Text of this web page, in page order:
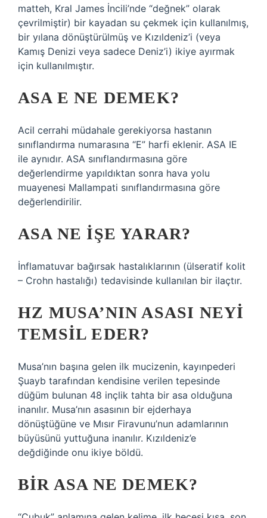
matteh, Kral James İncili’nde “değnek” olarak
çevrilmiştir) bir kayadan su çekmek için kullanılmış,
bir yılana dönüştürülmüş ve Kızıldeniz’i (veya
Kamış Denizi veya sadece Deniz’i) ikiye ayırmak
için kullanılmıştır.
ASA E NE DEMEK?
Acil cerrahi müdahale gerekiyorsa hastanın
sınıflandırma numarasına “E” harfi eklenir. ASA IE
ile aynıdır. ASA sınıflandırmasına göre
değerlendirme yapıldıktan sonra hava yolu
muayenesi Mallampati sınıflandırmasına göre
değerlendirilir.
ASA NE IŞE YARAR?
İnflamatuvar bağırsak hastalıklarının (ülseratif kolit
– Crohn hastalığı) tedavisinde kullanılan bir ilaçtır.
HZ MUSA’NIN ASASI NEYI
TEMSIL EDER?
Musa’nın başına gelen ilk mucizenin, kayınpederi
Şuayb tarafından kendisine verilen tepesinde
düğüm bulunan 48 inçlik tahta bir asa olduğuna
inanılır. Musa’nın asasının bir ejderhaya
dönüştüğüne ve Mısır Firavunu’nun adamlarının
büyüsünü yuttuğuna inanılır. Kızıldeniz’e
değdiğinde onu ikiye böldü.
BIR ASA NE DEMEK?